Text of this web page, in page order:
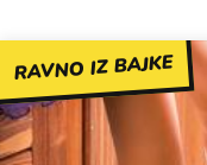
RAVNO IZ BAJKE